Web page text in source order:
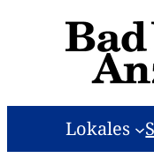
Lokales